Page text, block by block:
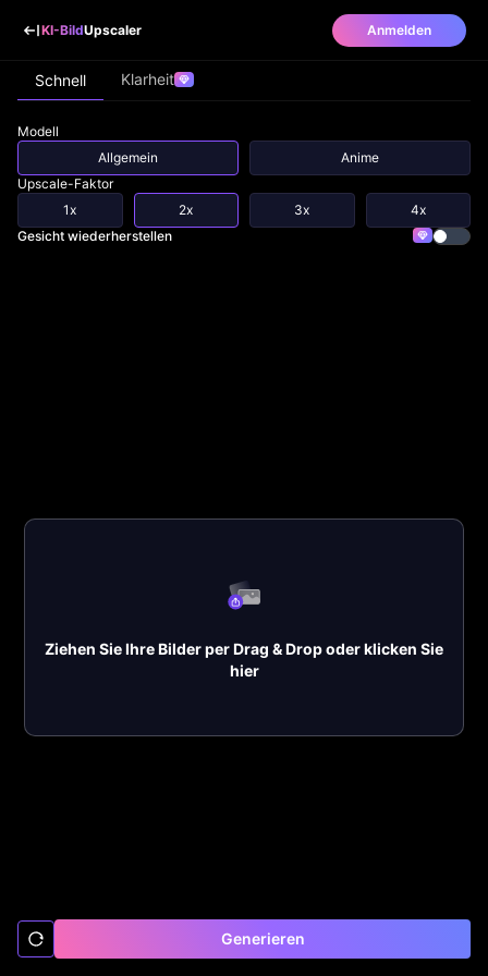
KI-BildUpscaler Anmelden
Schnell Klarheit
Modell
Allgemein
Anime
Upscale-Faktor
1x
2x 3x
4x
Gesicht wiederherstellen
Generieren
Ziehen Sie Ihre Bilder per Drag & Drop oder klicken Sie
hier